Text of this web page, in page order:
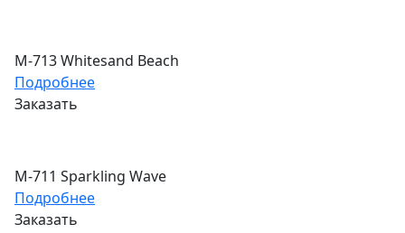
M-713 Whitesand Beach
Подробнее
Заказать
M-711 Sparkling Wave
Подробнее
Заказать